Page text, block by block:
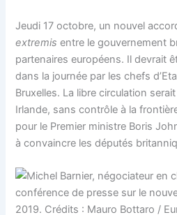
Jeudi 17 octobre, un nouvel
extremis entre le gouvernement
partenaires européens. Il devrait
dans la journée par les chefs
Bruxelles. La libre circulation
Irlande, sans contrôle à la
pour le Premier ministre Boris
à convaincre les députés